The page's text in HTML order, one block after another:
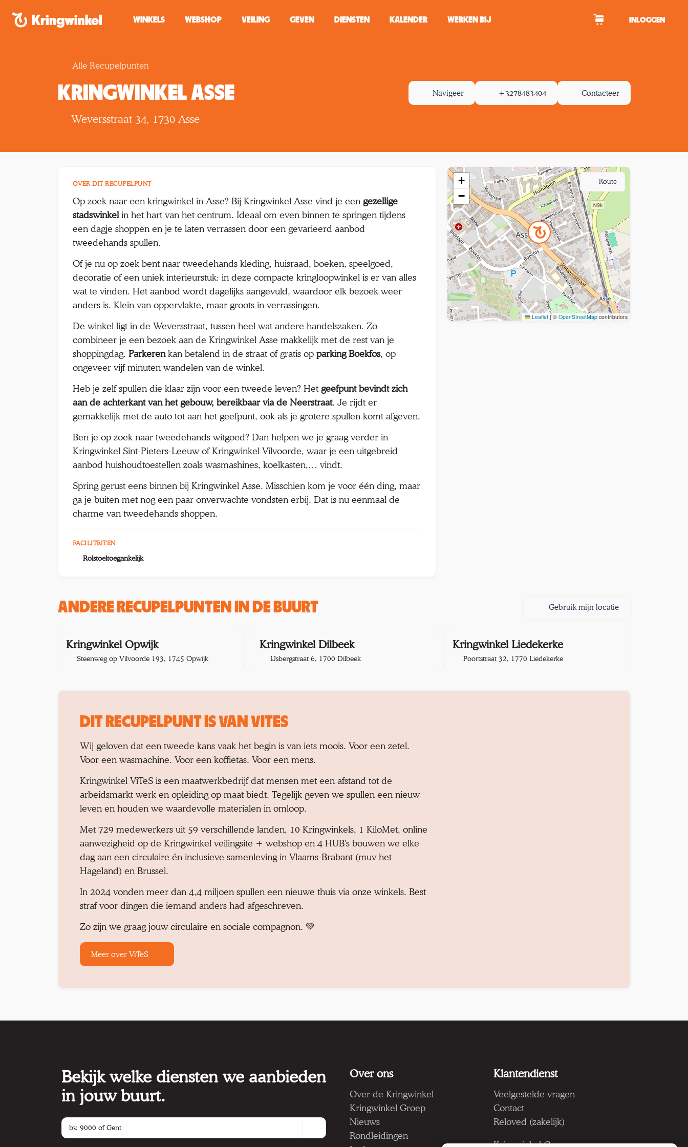
WINKELS
WEBSHOP VEILING GEVEN DIENSTEN KALENDER WERKEN BIJ INLOGGEN
Alle Recupelpunten
KRINGWINKEL ASSE
Weversstraat 34, 1730 Asse
Navigeer +3278483404 Contacteer
OVER DIT RECUPELPUNT
Op zoek naar een kringwinkel in Asse? Bij Kringwinkel Asse vind je een gezellige
stadswinkelin het hart van het centrum. Ideaal om even binnen te springen tijdens
een dagje shoppen en je te laten verrassen door een gevarieerd aanbod
tweedehands spullen.
Of je nu op zoek bent naar tweedehands kleding, huisraad, boeken, speelgoed,
decoratie of een uniek interieurstuk: in deze compacte kringloopwinkel is er van alles
wat te vinden. Het aanbod wordt dagelijks aangevuld, waardoor elk bezoek weer
anders is. Klein van oppervlakte, maar groots in verrassingen.
De winkel ligt in de Weversstraat, tussen heel wat andere handelszaken. Zo
combineer je een bezoek aan de Kringwinkel Asse makkelijk met de rest van je
shoppingdag. Parkerenkan betalend in de straat of gratis op parking Boekfos, op
ongeveer vijf minuten wandelen van de winkel.
Heb je zelf spullen die klaar zijn voor een tweede leven? Het geefpunt bevindt zich
aan de achterkant van het gebouw, bereikbaar via de Neerstraat. Je rijdt er
gemakkelijk met de auto tot aan het geefpunt, ook als je grotere spullen komt afgeven.
Ben je op zoek naar tweedehands witgoed? Dan helpen we je graag verder in
Kringwinkel Sint-Pieters-Leeuw of Kringwinkel Vilvoorde, waar je een uitgebreid
aanbod huishoudtoestellen zoals wasmashines, koelkasten,… vindt.
Spring gerust eens binnen bij Kringwinkel Asse. Misschien kom je voor één ding, maar
ga je buiten met nog een paar onverwachte vondsten erbij. Dat is nu eenmaal de
charme van tweedehands shoppen.
FACILITEITEN
Rolstoeltoegankelijk
+
−
Leaflet |© OpenStreetMapcontributors
Route
ANDERE RECUPELPUNTEN IN DE BUURT Gebruik mijn locatie
Kringwinkel Opwijk
Steenweg op Vilvoorde 193, 1745 Opwijk
Kringwinkel Dilbeek
IJsbergstraat 6, 1700 Dilbeek
Kringwinkel Liedekerke
Poortstraat 32, 1770 Liedekerke
DIT RECUPELPUNT IS VAN VITES
Wij geloven dat een tweede kans vaak het begin is van iets moois. Voor een zetel.
Voor een wasmachine. Voor een koffietas. Voor een mens.
Kringwinkel ViTeS is een maatwerkbedrijf dat mensen met een afstand tot de
arbeidsmarkt werk en opleiding op maat biedt. Tegelijk geven we spullen een nieuw
leven en houden we waardevolle materialen in omloop.
Met 729 medewerkers uit 59 verschillende landen, 10 Kringwinkels, 1 KiloMet, online
aanwezigheid op de Kringwinkel veilingsite + webshop en 4 HUB's bouwen we elke
dag aan een circulaire én inclusieve samenleving in Vlaams-Brabant (muv het
Hageland) en Brussel.
In 2024 vonden meer dan 4,4 miljoen spullen een nieuwe thuis via onze winkels. Best
straf voor dingen die iemand anders had afgeschreven.
Zo zijn we graag jouw circulaire en sociale compagnon. 💚
Meer over ViTeS
Bekijk welke diensten we aanbieden
in jouw buurt.
Over ons
Over de Kringwinkel
Kringwinkel Groep
Nieuws
Rondleidingen
Klantendienst
Veelgestelde vragen
Contact
Reloved (zakelijk)
Kringwinkel Groep vzw